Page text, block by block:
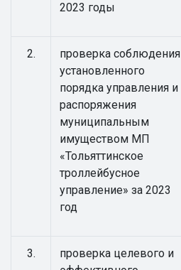
2023 годы
2.
проверка соблюдения
установленного
порядка управления и
распоряжения
муниципальным
имуществом МП
«Тольяттинское
троллейбусное
управление» за 2023
год
3.
проверка целевого и